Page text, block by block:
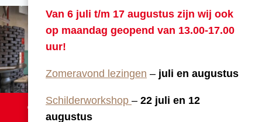
© Van Gogh Huis Drenthe. Alle rechten voorbehouden. /
Van 6 juli t/m 17 augustus zijn wij ook
op maandag geopend van 13.00-17.00
uur!
Zomeravond lezingen – juli en augustus
Schilderworkshop – 22 juli en 12
augustus